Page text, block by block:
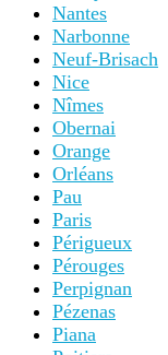
Nantes
Narbonne
Neuf-Brisach
Nice
Nîmes
Obernai
Orange
Orléans
Pau
Paris
Périgueux
Pérouges
Perpignan
Pézenas
Piana